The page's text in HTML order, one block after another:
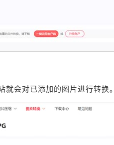
就会对已添加的图片进行转换。